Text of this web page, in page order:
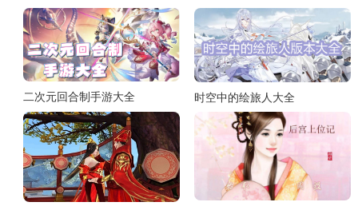
二次元回合制手游大全 时空中的绘旅人大全